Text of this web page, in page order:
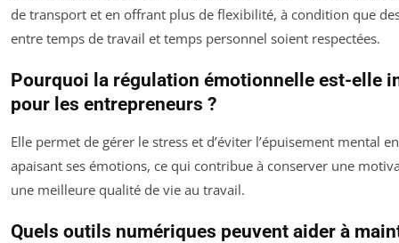
de transport et en offrant plus de flexibilité, à condition que
entre temps de travail et temps personnel soient respectées.
Pourquoi la régulation émotionnelle est-elle
pour les entrepreneurs ?
Elle permet de gérer le stress et d’éviter l’épuisement mental
apaisant ses émotions, ce qui contribue à conserver une
une meilleure qualité de vie au travail.
Quels outils numériques peuvent aider à